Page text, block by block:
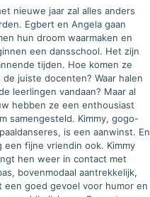
nieuwe jaar zal alles anders
Egbert en Angela gaan
hun droom waarmaken en
een dansschool. Het zijn
tijden. Hoe komen ze
de juiste docenten? Waar halen
leerlingen vandaan? Maar al
hebben ze een enthousiast
samengesteld. Kimmy, gogo-
is een aanwinst. En
een fijne vriendin ook. Kimmy
hen weer in contact met
bovenmodaal aantrekkelijk,
een goed gevoel voor humor en